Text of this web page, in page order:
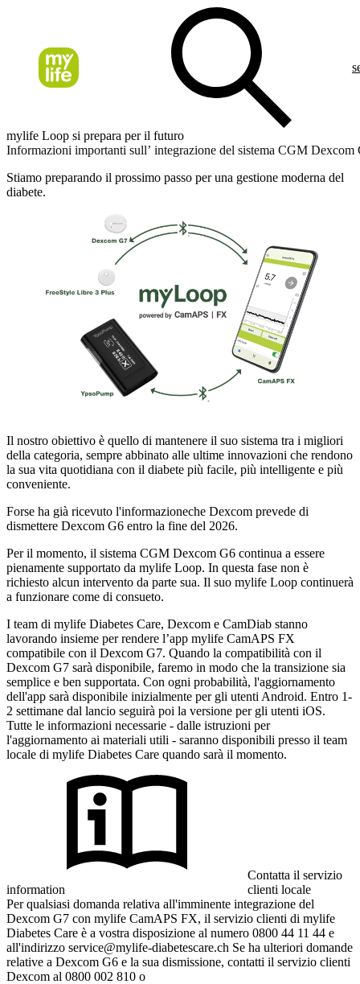
mylife Loop si prepara per il futuro
Informazioni importanti sull’ integrazione del sistema CGM
Stiamo preparando il prossimo passo per una gestione moderna del
diabete.
Il nostro obiettivo è quello di mantenere il suo sistema tra i migliori
della categoria, sempre abbinato alle ultime innovazioni che rendono
la sua vita quotidiana con il diabete più facile, più intelligente e più
conveniente.
Forse ha già ricevuto l'informazioneche Dexcom prevede di
dismettere Dexcom G6 entro la fine del 2026.
Per il momento, il sistema CGM Dexcom G6 continua a essere
pienamente supportato da mylife Loop. In questa fase non è
richiesto alcun intervento da parte sua. Il suo mylife Loop continuerà
a funzionare come di consueto.
I team di mylife Diabetes Care, Dexcom e CamDiab stanno
lavorando insieme per rendere l’app mylife CamAPS FX
compatibile con il Dexcom G7. Quando la compatibilità con il
Dexcom G7 sarà disponibile, faremo in modo che la transizione sia
semplice e ben supportata. Con ogni probabilità, l'aggiornamento
dell'app sarà disponibile inizialmente per gli utenti Android. Entro 1-
2 settimane dal lancio seguirà poi la versione per gli utenti iOS.
Tutte le informazioni necessarie - dalle istruzioni per
l'aggiornamento ai materiali utili - saranno disponibili presso il team
locale di mylife Diabetes Care quando sarà il momento.
information
Contatta il servizio
clienti locale
Per qualsiasi domanda relativa all'imminente integrazione del
Dexcom G7 con mylife CamAPS FX, il servizio clienti di mylife
Diabetes Care è a vostra disposizione al numero 0800 44 11 44 e
all'indirizzo service@mylife-diabetescare.ch Se ha ulteriori domande
relative a Dexcom G6 e la sua dismissione, contatti il servizio clienti
Dexcom al 0800 002 810 o